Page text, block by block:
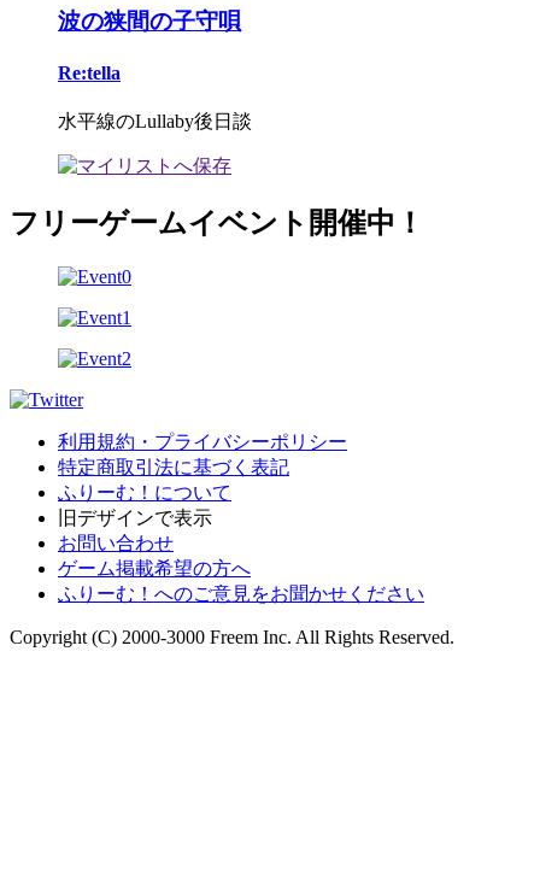
波の狭間の子守唄
Re:tella
水平線のLullaby後日談
フリーゲームイベント開催中！
利用規約・プライバシーポリシー
特定商取引法に基づく表記
ふりーむ！について
旧デザインで表示
お問い合わせ
ゲーム掲載希望の方へ
ふりーむ！へのご意見をお聞かせください
Copyright (C) 2000-3000 Freem Inc. All Rights Reserved.